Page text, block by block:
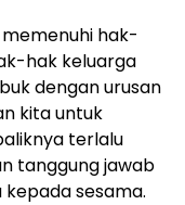
hak-
hak keluarga
dengan urusan
kita untuk
terlalu
tanggung jawab
sesama.